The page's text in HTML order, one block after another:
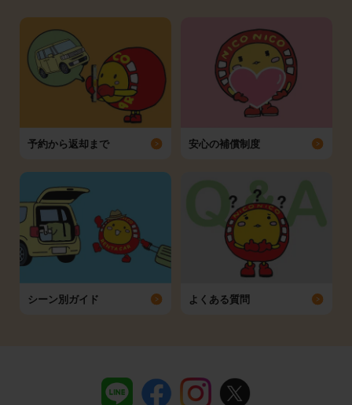
予約から返却まで 安心の補償制度
シーン別ガイド よくある質問